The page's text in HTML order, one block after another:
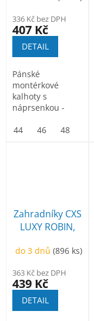
336 Kč bez DPH
407 Kč
DETAIL
Pánské
montérkové
kalhoty s
náprsenkou -
na výšku 170-176
44 46 48
Zahradníky CXS
LUXY ROBIN,
červeno-černé
do 3 dnů(896 ks)
363 Kč bez DPH
439 Kč
DETAIL